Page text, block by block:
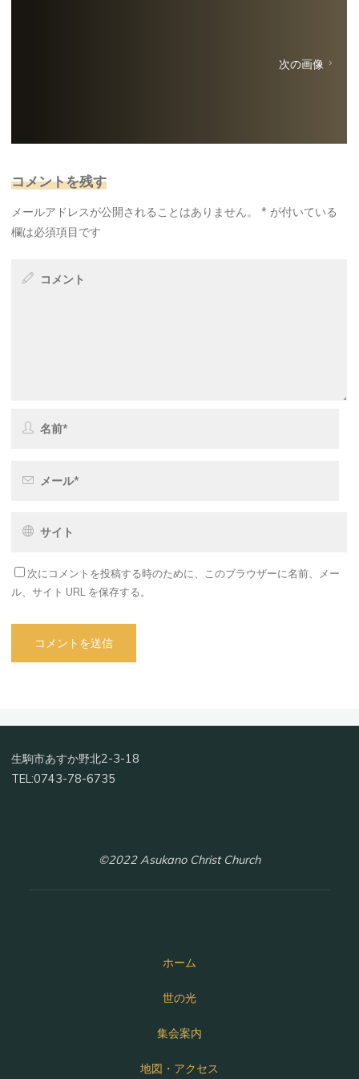
次の画像
コメントを残す
メールアドレスが公開されることはありません。 * が付いている
欄は必須項目です
次にコメントを投稿する時のために、このブラウザーに名前、メー
ル、サイト URL を保存する。
生駒市あすか野北2-3-18
TEL:0743-78-6735
©2022 Asukano Christ Church
ホーム
世の光
集会案内
地図・アクセス